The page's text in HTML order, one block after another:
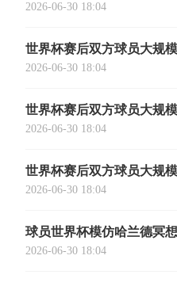
2026-06-30 18:04
世界杯赛后双方球员大规
2026-06-30 18:04
世界杯赛后双方球员大规
2026-06-30 18:04
世界杯赛后双方球员大规
2026-06-30 18:04
球员世界杯模仿哈兰德冥
2026-06-30 18:04